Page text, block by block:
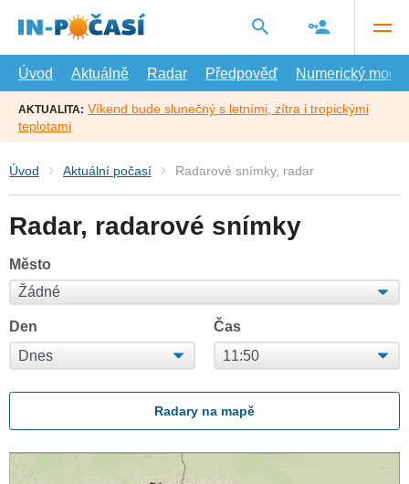
hlavní
Úvod
Aktuálně Radar Předpověď Numerický model
AKTUALITA: Víkend bude slunečný s letními, zítra i tropickými
teplotami
Úvod Aktuální počasí Radarové snímky, radar
Radar, radarové snímky
Město
Den Čas
Radary na mapě